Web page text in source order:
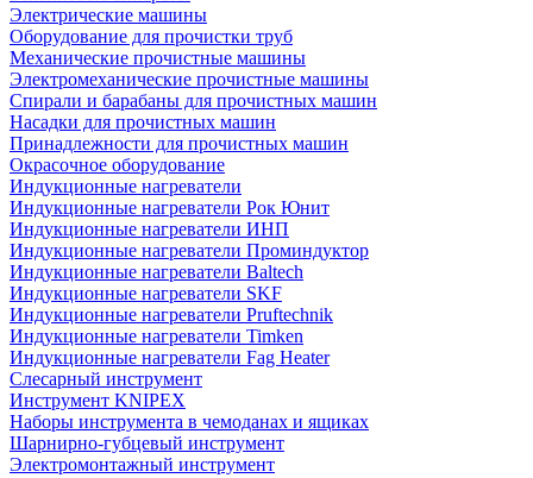
Электрические машины
Оборудование для прочистки труб
Механические прочистные машины
Электромеханические прочистные машины
Спирали и барабаны для прочистных машин
Насадки для прочистных машин
Принадлежности для прочистных машин
Окрасочное оборудование
Индукционные нагреватели
Индукционные нагреватели Рок Юнит
Индукционные нагреватели ИНП
Индукционные нагреватели Проминдуктор
Индукционные нагреватели Baltech
Индукционные нагреватели SKF
Индукционные нагреватели Pruftechnik
Индукционные нагреватели Timken
Индукционные нагреватели Fag Heater
Слесарный инструмент
Инструмент KNIPEX
Наборы инструмента в чемоданах и ящиках
Шарнирно-губцевый инструмент
Электромонтажный инструмент